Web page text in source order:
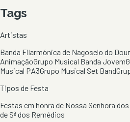
Tags
Artistas
Banda Filarmónica de Nagoselo do
AnimaçãoGrupo Musical Banda Jovem
Musical PA3Grupo Musical Set Band
Tipos de Festa
Festas em honra de Nossa Senhora
de Sª dos Remédios